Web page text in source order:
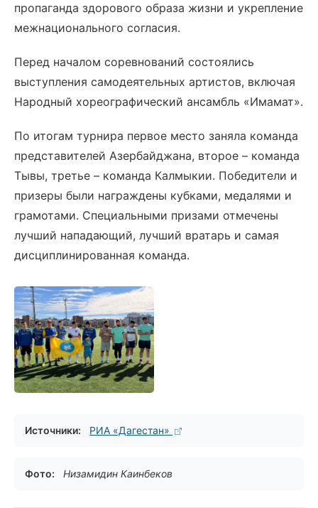
пропаганда здорового образа жизни и укрепление
межнационального согласия.
Перед началом соревнований состоялись
выступления самодеятельных артистов, включая
Народный хореографический ансамбль «Имамат».
По итогам турнира первое место заняла команда
представителей Азербайджана, второе – команда
Тывы, третье – команда Калмыкии. Победители и
призеры были награждены кубками, медалями и
грамотами. Специальными призами отмечены
лучший нападающий, лучший вратарь и самая
дисциплинированная команда.
Источники: РИА «Дагестан»
Фото: Низамидин Каинбеков